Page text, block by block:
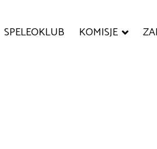
SPELEOKLUB KOMISJE